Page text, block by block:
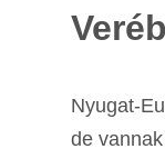
Nyugat-
de